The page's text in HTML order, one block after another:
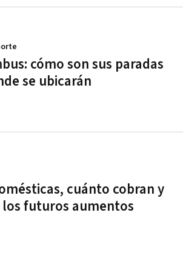
cómo son sus paradas
se ubicarán
cuánto cobran y
los futuros aumentos